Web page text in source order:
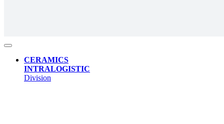
CERAMICS
INTRALOGISTIC
Division